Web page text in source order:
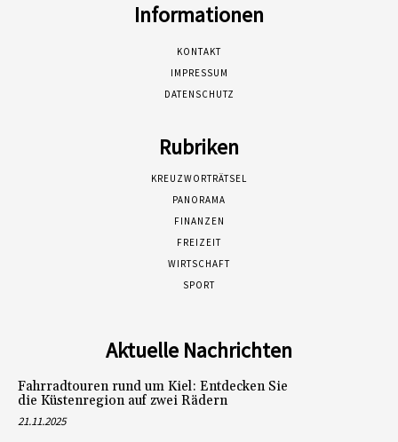
Informationen
KONTAKT
IMPRESSUM
DATENSCHUTZ
Rubriken
KREUZWORTRÄTSEL
PANORAMA
FINANZEN
FREIZEIT
WIRTSCHAFT
SPORT
Aktuelle Nachrichten
Fahrradtouren rund um Kiel: Entdecken Sie
die Küstenregion auf zwei Rädern
21.11.2025